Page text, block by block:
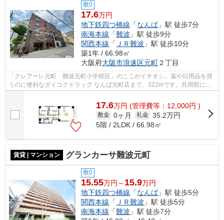
敷0
17.6万円
地下鉄四つ橋線 「なんば」駅 徒歩7分
南海本線 「難波 」駅 徒歩9分
関西本線 「 ＪＲ難波 」駅 徒歩10分
築1年 / 66.98㎡
大阪府大阪市浪速区元町２丁目
「クレアーレ元町 難波元町小学校区」のここがイチオシ。薬や日用品を買
うのに便利なダイコクドラッグ なんば元町店まで、322mです。共用部には
17.6万円 (管理費等：12,000円 )
敷金 0ヶ月 礼金 35.2万円
5階 / 2LDK / 66.98㎡
賃貸 | マンション グランカーサ難波元町
敷0
15.55万円～ 15.9万円
地下鉄四つ橋線 「なんば」駅 徒歩5分
関西本線 「 ＪＲ難波 」駅 徒歩5分
南海本線 「難波 」駅 徒歩7分